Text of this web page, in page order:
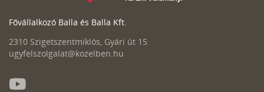
Fővállalkozó Balla és Balla Kft.
2310 Szigetszentmiklós, Gyári út 15.
ugyfelszolgalat@kozelben.hu